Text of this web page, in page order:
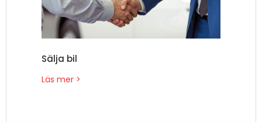
Sälja bil
Läs mer >